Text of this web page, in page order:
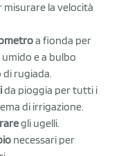
la velocità
a fionda per
e a bulbo
di rugiada.
da pioggia per tutti i
di irrigazione.
gli ugelli.
necessari per